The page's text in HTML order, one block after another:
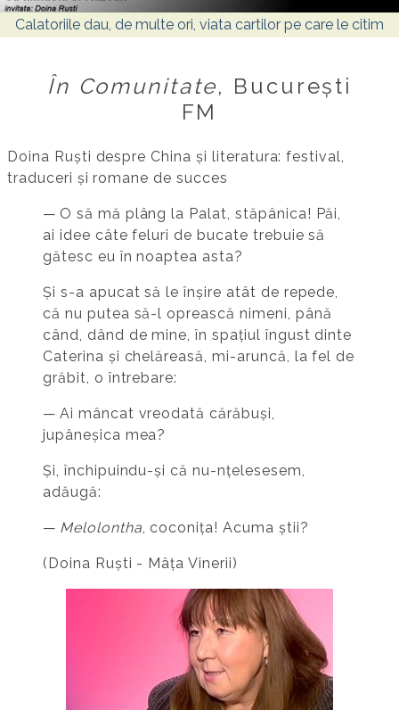
Calatoriile dau, de multe ori, viata cartilor pe care le citim
În Comunitate, București
FM
Doina Ruști despre China și literatura: festival,
traduceri și romane de succes
— O să mă plâng la Palat, stăpânica! Păi,
ai idee câte feluri de bucate trebuie să
gătesc eu în noaptea asta?
Și s-a apucat să le înșire atât de repede,
că nu putea să-l oprească nimeni, până
când, dând de mine, în spațiul îngust dinte
Caterina și chelăreasă, mi-aruncă, la fel de
grăbit, o întrebare:
— Ai mâncat vreodată cărăbuși,
jupâneșica mea?
Și, închipuindu-și că nu-nțelesesem,
adăugă:
— Melolontha, coconița! Acuma știi?
(Doina Ruști - Mâța Vinerii)